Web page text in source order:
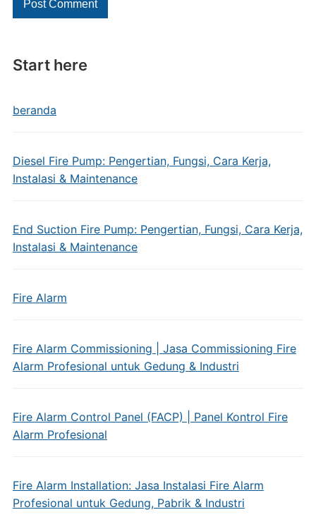
Start here
beranda
Diesel Fire Pump: Pengertian, Fungsi, Cara Kerja,
Instalasi & Maintenance
End Suction Fire Pump: Pengertian, Fungsi, Cara Kerja,
Instalasi & Maintenance
Fire Alarm
Fire Alarm Commissioning | Jasa Commissioning Fire
Alarm Profesional untuk Gedung & Industri
Fire Alarm Control Panel (FACP) | Panel Kontrol Fire
Alarm Profesional
Fire Alarm Installation: Jasa Instalasi Fire Alarm
Profesional untuk Gedung, Pabrik & Industri